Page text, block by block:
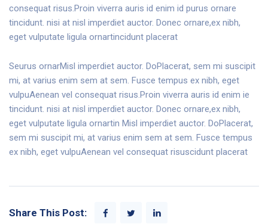
consequat risus.Proin viverra auris id enim id purus ornare
tincidunt. nisi at nisl imperdiet auctor. Donec ornare,ex nibh,
eget vulputate ligula ornartincidunt placerat
Seurus ornarMisl imperdiet auctor. DoPlacerat, sem mi suscipit
mi, at varius enim sem at sem. Fusce tempus ex nibh, eget
vulpuAenean vel consequat risus.Proin viverra auris id enim ie
tincidunt. nisi at nisl imperdiet auctor. Donec ornare,ex nibh,
eget vulputate ligula ornartin Misl imperdiet auctor. DoPlacerat,
sem mi suscipit mi, at varius enim sem at sem. Fusce tempus
ex nibh, eget vulpuAenean vel consequat risuscidunt placerat
Share This Post: